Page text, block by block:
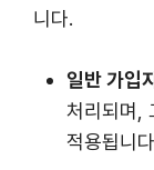
니다.
일반 가입
처리되며,
적용됩니